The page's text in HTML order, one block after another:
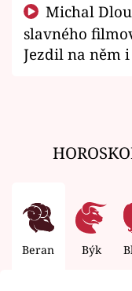
slavného
Jezdil na něm
Beran Býk